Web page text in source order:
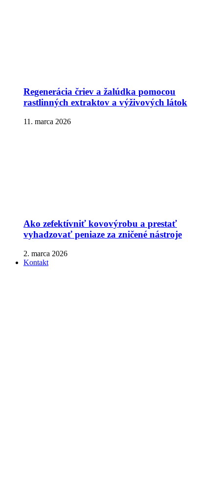
Regenerácia čriev a žalúdka pomocou
rastlinných extraktov a výživových látok
11. marca 2026
Ako zefektívniť kovovýrobu a prestať
vyhadzovať peniaze za zničené nástroje
2. marca 2026
Kontakt